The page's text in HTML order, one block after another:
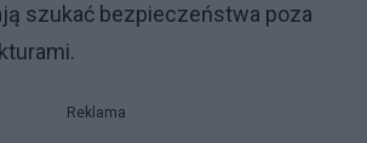
szukać bezpieczeństwa poza
Reklama